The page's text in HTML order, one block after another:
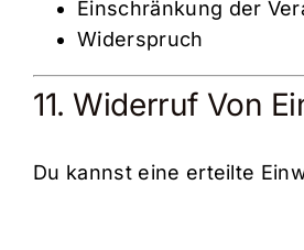
Einschränkung der
Widerspruch
11. Widerruf Von
Du kannst eine erteilte